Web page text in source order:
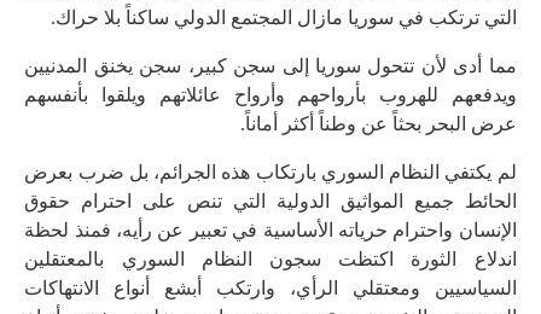
التي ترتكب في سوريا مازال المجتمع الدولي ساكناً بلا حراك.
مما أدى لأن تتحول سوريا إلى سجن كبير، سجن يخنق المدنيين
ويدفعهم للهروب بأرواحهم وأرواح عائلاتهم ويلقوا بأنفسهم
عرض البحر بحثاً عن وطناً أكثر أماناً.
لم يكتفي النظام السوري بارتكاب هذه الجرائم، بل ضرب بعرض
الحائط جميع المواثيق الدولية التي تنص على احترام حقوق
الإنسان واحترام حرياته الأساسية في تعبير عن رأيه، فمنذ لحظة
اندلاع الثورة اكتظت سجون النظام السوري بالمعتقلين
السياسيين ومعتقلي الرأي، وارتكب أبشع أنواع الانتهاكات